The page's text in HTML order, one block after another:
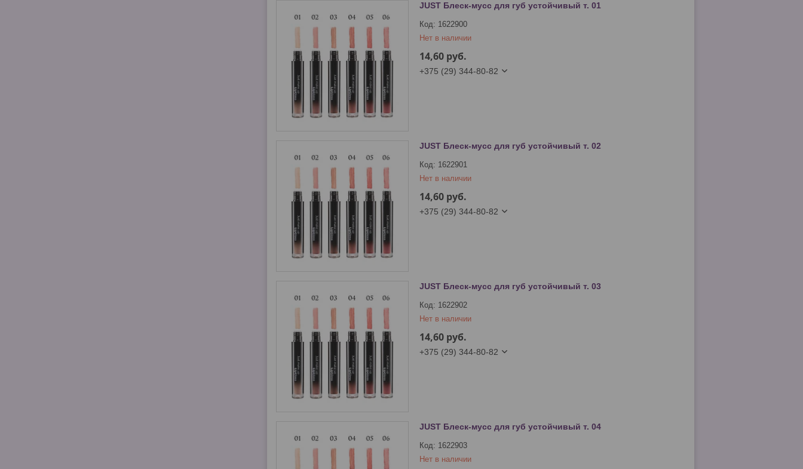
JUST Блеск-мусс для губ устойчивый т. 01
1622900
Нет в наличии
14,60 руб.
+375 (29) 344-80-82
JUST Блеск-мусс для губ устойчивый т. 02
1622901
Нет в наличии
14,60 руб.
+375 (29) 344-80-82
JUST Блеск-мусс для губ устойчивый т. 03
1622902
Нет в наличии
14,60 руб.
+375 (29) 344-80-82
JUST Блеск-мусс для губ устойчивый т. 04
1622903
Нет в наличии